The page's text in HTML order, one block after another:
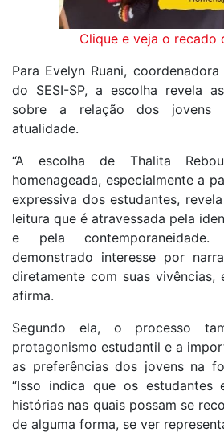
Clique e veja o recado
Para Evelyn Ruani,
do SESI-SP, a escolha revela
sobre a relação dos
atualidade.
“A escolha de Thalita
homenageada, especialmente a
expressiva dos estudantes,
leitura que é atravessada pela
e pela
demonstrado interesse por
diretamente com suas vivências,
afirma.
Segundo ela, o processo
protagonismo estudantil e a
as preferências dos jovens na
“Isso indica que os estudantes
histórias nas quais possam se
de alguma forma, se ver